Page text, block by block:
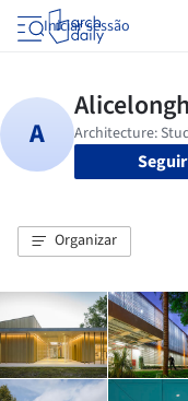
Iniciar sessão
Seguir
Organizar